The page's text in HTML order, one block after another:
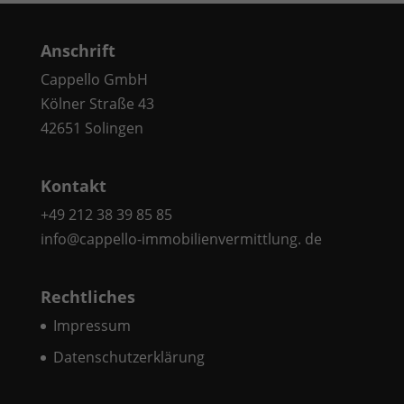
Anschrift
Cappello GmbH
Kölner Straße 43
42651 Solingen
Kontakt
+49 212 38 39 85 85
info@cappello-immobilienvermittlung. de
Rechtliches
Impressum
Datenschutzerklärung
standardmäßig blockiert. Wenn Cookies von externen Medien akzeptiert
werden, bedarf der Zugriff auf diese Inhalte keiner manuellen
Einwilligung mehr.
Cookie-Informationen anzeigen